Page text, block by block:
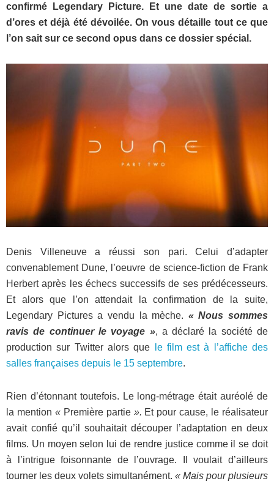
confirmé Legendary Picture. Et une date de sortie a
d’ores et déjà été dévoilée. On vous détaille tout ce que
l’on sait sur ce second opus dans ce dossier spécial.
Denis Villeneuve a réussi son pari. Celui d’adapter
convenablement Dune, l’oeuvre de science-fiction de Frank
Herbert après les échecs successifs de ses prédécesseurs.
Et alors que l’on attendait la confirmation de la suite,
Legendary Pictures a vendu la mèche. « Nous sommes
ravis de continuer le voyage », a déclaré la société de
production sur Twitter alors que
le film est à l’affiche des
salles françaises depuis le 15 septembre.
Rien d’étonnant toutefois. Le long-métrage était auréolé de
la mention « Première partie ». Et pour cause, le réalisateur
avait confié qu’il souhaitait découper l’adaptation en deux
films. Un moyen selon lui de rendre justice comme il se doit
à l’intrigue foisonnante de l’ouvrage. Il voulait d’ailleurs
tourner les deux volets simultanément. « Mais pour plusieurs